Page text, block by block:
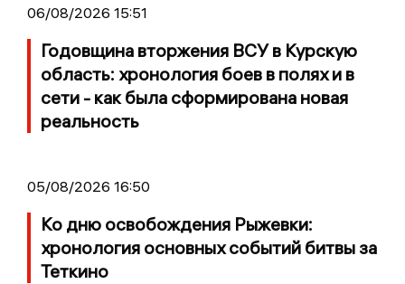
06/08/2026 15:51
Годовщина вторжения ВСУ в Курскую
область: хронология боев в полях и в
сети - как была сформирована новая
реальность
05/08/2026 16:50
Ко дню освобождения Рыжевки:
хронология основных событий битвы за
Теткино